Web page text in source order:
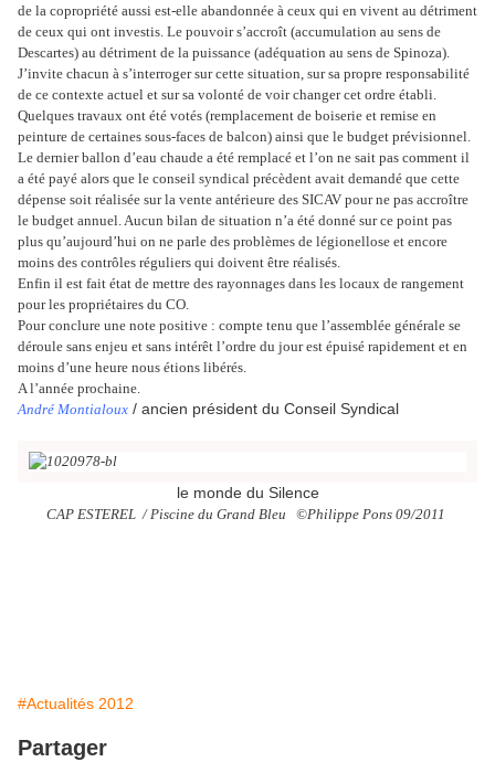
de la copropriété aussi est-elle abandonnée à ceux qui en vivent au détriment
de ceux qui ont investis. Le pouvoir s’accroît (accumulation au sens de
Descartes) au détriment de la puissance (adéquation au sens de Spinoza).
J’invite chacun à s’interroger sur cette situation, sur sa propre responsabilité
de ce contexte actuel et sur sa volonté de voir changer cet ordre établi.
Quelques travaux ont été votés (remplacement de boiserie et remise en
peinture de certaines sous-faces de balcon) ainsi que le budget prévisionnel.
Le dernier ballon d’eau chaude a été remplacé et l’on ne sait pas comment il
a été payé alors que le conseil syndical précèdent avait demandé que cette
dépense soit réalisée sur la vente antérieure des SICAV pour ne pas accroître
le budget annuel. Aucun bilan de situation n’a été donné sur ce point pas
plus qu’aujourd’hui on ne parle des problèmes de légionellose et encore
moins des contrôles réguliers qui doivent être réalisés.
Enfin il est fait état de mettre des rayonnages dans les locaux de rangement
pour les propriétaires du CO.
Pour conclure une note positive : compte tenu que l’assemblée générale se
déroule sans enjeu et sans intérêt l’ordre du jour est épuisé rapidement et en
moins d’une heure nous étions libérés.
A l’année prochaine.
André Montialoux / ancien président du Conseil Syndical
le monde du Silence
CAP ESTEREL / Piscine du Grand Bleu ©Philippe Pons 09/2011
#Actualités 2012
Partager